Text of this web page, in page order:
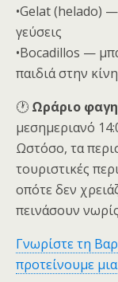
•Gelat (helado)
γεύσεις
•Bocadillos —
παιδιά στην
🕐 Ωράριο
μεσημεριανό
Ωστόσο, τα
τουριστικές
οπότε δεν
πεινάσουν
Γνωρίστε τη
προτείνουμε